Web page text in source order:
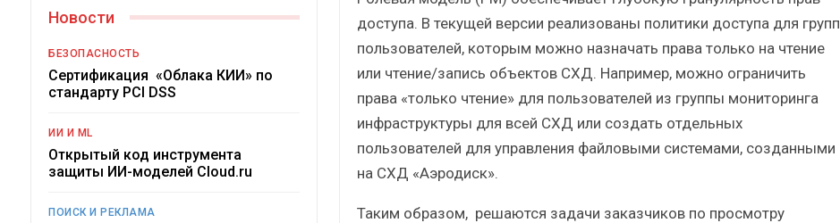
доступа. В текущей версии реализованы политики доступа для групп
пользователей, которым можно назначать права только на чтение
или чтение/запись объектов СХД. Например, можно ограничить
права «только чтение» для пользователей из группы мониторинга
инфраструктуры для всей СХД или создать отдельных
пользователей для управления файловыми системами, созданными
на СХД «Аэродиск».
Таким образом, решаются задачи заказчиков по просмотру
Новости
БЕЗОПАСНОСТЬ
Сертификация «Облака КИИ» по
стандарту PCI DSS
ИИ И ML
Открытый код инструмента
защиты ИИ-моделей Cloud.ru
ПОИСК И РЕКЛАМА